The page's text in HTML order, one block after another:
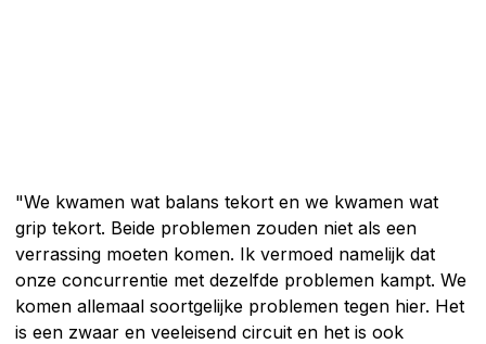
"We kwamen wat balans tekort en we kwamen wat
grip tekort. Beide problemen zouden niet als een
verrassing moeten komen. Ik vermoed namelijk dat
onze concurrentie met dezelfde problemen kampt. We
komen allemaal soortgelijke problemen tegen hier. Het
is een zwaar en veeleisend circuit en het is ook